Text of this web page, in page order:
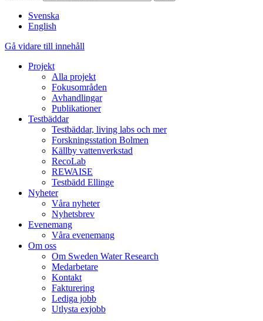
Svenska
English
Gå vidare till innehåll
Projekt
Alla projekt
Fokusområden
Avhandlingar
Publikationer
Testbäddar
Testbäddar, living labs och mer
Forskningsstation Bolmen
Källby vattenverkstad
RecoLab
REWAISE
Testbädd Ellinge
Nyheter
Våra nyheter
Nyhetsbrev
Evenemang
Våra evenemang
Om oss
Om Sweden Water Research
Medarbetare
Kontakt
Fakturering
Lediga jobb
Utlysta exjobb